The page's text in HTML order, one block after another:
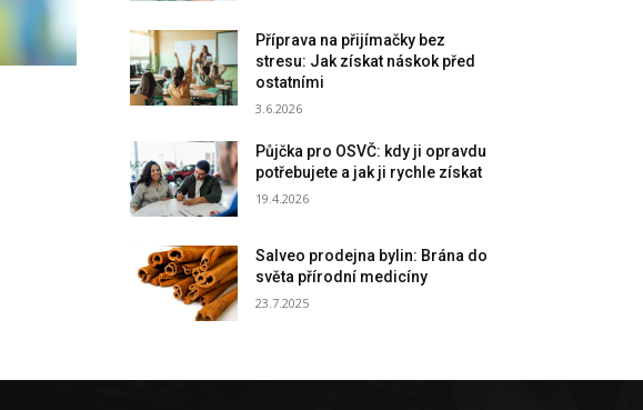
Příprava na přijímačky bez
stresu: Jak získat náskok před
ostatními
3.6.2026
Půjčka pro OSVČ: kdy ji opravdu
potřebujete a jak ji rychle získat
19.4.2026
Salveo prodejna bylin: Brána do
světa přírodní medicíny
23.7.2025